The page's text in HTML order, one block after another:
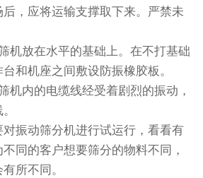
，应将运输支撑取下来。严禁未
放在水平的基础上。在不打基础
和机座之间敷设防振橡胶板。
内的电缆线经受着剧烈的振动，
振动筛分机进行试运行，看看有
同的客户想要筛分的物料不同，
所不同。